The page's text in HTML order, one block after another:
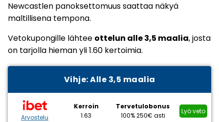
Newcastlen panoksettomuus saattaa näkyä
maltillisena tempona.
Vetokupongille lähtee ottelun alle 3,5 maalia, josta
on tarjolla hieman yli 1.60 kertoimia.
Vihje: Alle 3,5 maalia
Arvostelu
Kerroin
1.63
Tervetulobonus
100% 250€ asti
Lyö veto